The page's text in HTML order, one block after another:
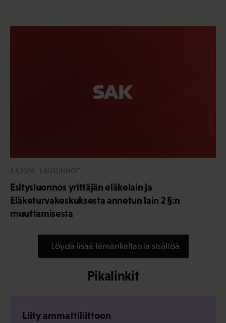
5.8.2026 LAUSUNNOT
Esitysluonnos yrittäjän eläkelain ja
Eläketurvakeskuksesta annetun lain 2 §:n
muuttamisesta
Löydä lisää tämänkaltaista sisältöä
Pikalinkit
Liity ammattiliittoon